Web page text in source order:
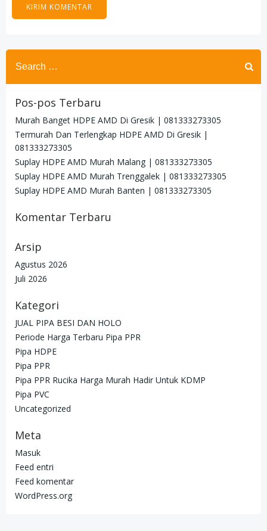
Search
for:
Pos-pos Terbaru
Murah Banget HDPE AMD Di Gresik | 081333273305
Termurah Dan Terlengkap HDPE AMD Di Gresik |
081333273305
Suplay HDPE AMD Murah Malang | 081333273305
Suplay HDPE AMD Murah Trenggalek | 081333273305
Suplay HDPE AMD Murah Banten | 081333273305
Komentar Terbaru
Arsip
Agustus 2026
Juli 2026
Kategori
JUAL PIPA BESI DAN HOLO
Periode Harga Terbaru Pipa PPR
Pipa HDPE
Pipa PPR
Pipa PPR Rucika Harga Murah Hadir Untuk KDMP
Pipa PVC
Uncategorized
Meta
Masuk
Feed entri
Feed komentar
WordPress.org